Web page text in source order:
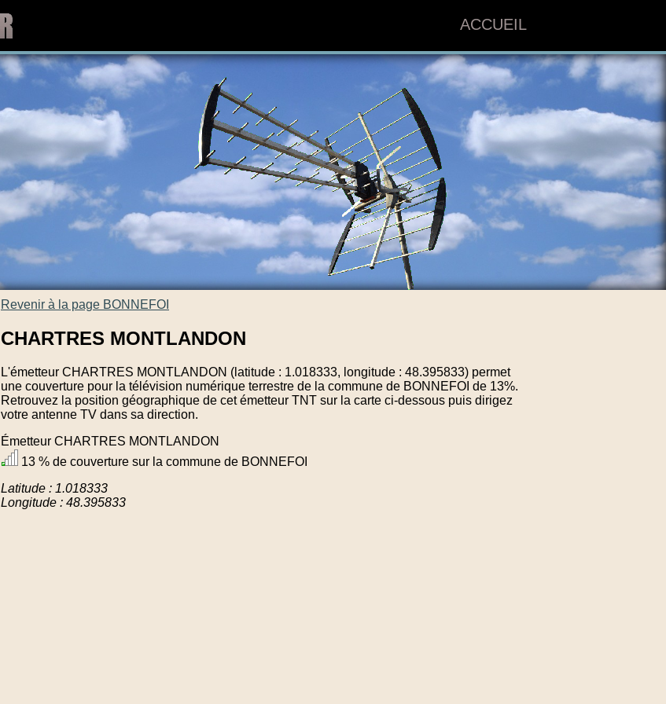
ACCUEIL
Revenir à la page BONNEFOI
CHARTRES MONTLANDON
L'émetteur CHARTRES MONTLANDON (latitude : 1.018333, longitude : 48.395833) permet
une couverture pour la télévision numérique terrestre de la commune de BONNEFOI de 13%.
Retrouvez la position géographique de cet émetteur TNT sur la carte ci-dessous puis dirigez
votre antenne TV dans sa direction.
Émetteur CHARTRES MONTLANDON
13 % de couverture sur la commune de BONNEFOI
Latitude : 1.018333
Longitude : 48.395833